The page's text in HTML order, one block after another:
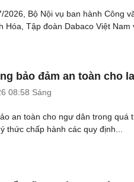
2026, Bộ Nội vụ ban hành Công
Hóa, Tập đoàn Dabaco Việt Nam
bảo đảm an toàn cho
08:58 Sáng
an toàn cho ngư dân trong quá
thức chấp hành các quy định...